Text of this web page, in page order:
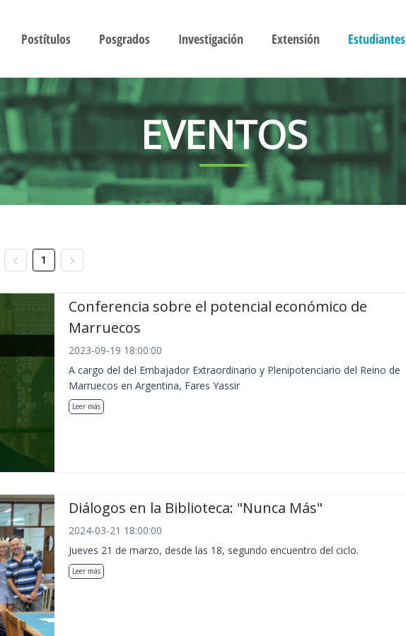
Postítulos Posgrados Investigación Extensión Estudiantes
EVENTOS
1
Conferencia sobre el potencial económico de
Marruecos
2023-09-19 18:00:00
A cargo del del Embajador Extraordinario y Plenipotenciario del Reino de
Marruecos en Argentina, Fares Yassir
Leer más
Diálogos en la Biblioteca: "Nunca Más"
2024-03-21 18:00:00
Jueves 21 de marzo, desde las 18, segundo encuentro del ciclo.
Leer más